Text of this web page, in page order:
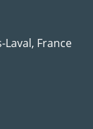
Laval, France